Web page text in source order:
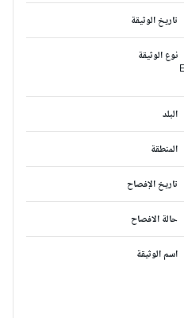
تاريخ الوثيقة
نوع الوثيقة
البلد
المنطقة
تاريخ الإفصاح
حالة الافصاح
اسم الوثيقة